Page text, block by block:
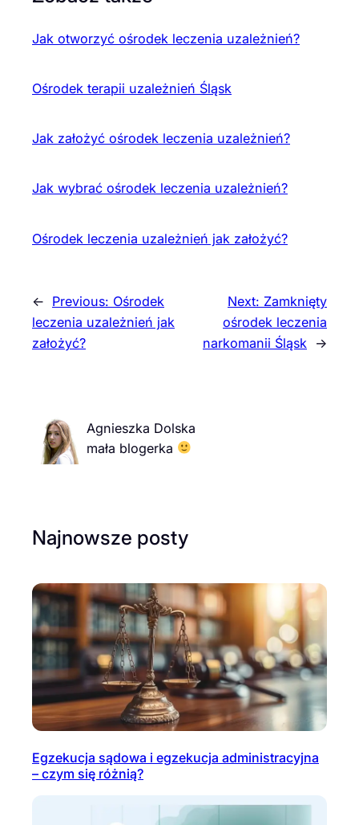
Jak otworzyć ośrodek leczenia uzależnień?
Ośrodek terapii uzależnień Śląsk
Jak założyć ośrodek leczenia uzależnień?
Jak wybrać ośrodek leczenia uzależnień?
Ośrodek leczenia uzależnień jak założyć?
← Previous: Ośrodek
leczenia uzależnień jak
założyć?
Next: Zamknięty
ośrodek leczenia
narkomanii Śląsk
→
Agnieszka Dolska
mała blogerka
Najnowsze posty
Egzekucja sądowa i egzekucja administracyjna
– czym się różnią?